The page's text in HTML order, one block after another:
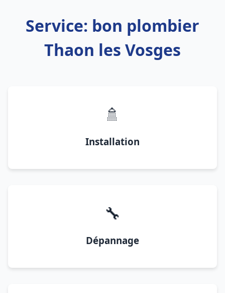
Service: bon plombier
Thaon les Vosges
🚿
Installation
🔧
Dépannage